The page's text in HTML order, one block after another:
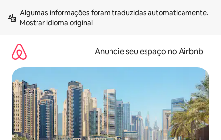
para
Mostrar idioma original
Anuncie seu espaço no Airbnb